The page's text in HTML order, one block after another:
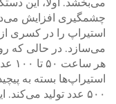
می‌بخشد. اولاً، این
چشمگیری افزایش
استیراپ را در کسری
می‌سازد. در حالی که
هر
۵۰۰ عدد تولید